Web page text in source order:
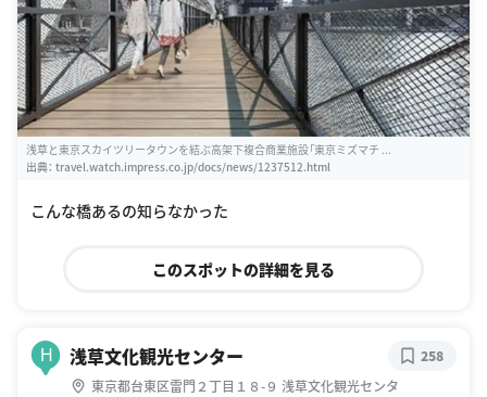
浅草と東京スカイツリータウンを結ぶ高架下複合商業施設「東京ミズマチ ...
出典： travel.watch.impress.co.jp/docs/news/1237512.html
こんな橋あるの知らなかった
このスポットの詳細を見る
H 浅草文化観光センター
東京都台東区雷門２丁目１８-９ 浅草文化観光センタ
258